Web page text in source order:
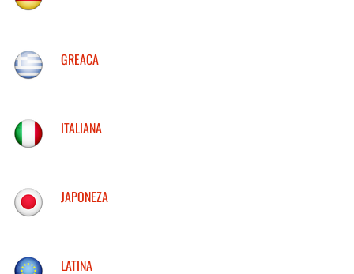
GREACA
ITALIANA
JAPONEZA
LATINA